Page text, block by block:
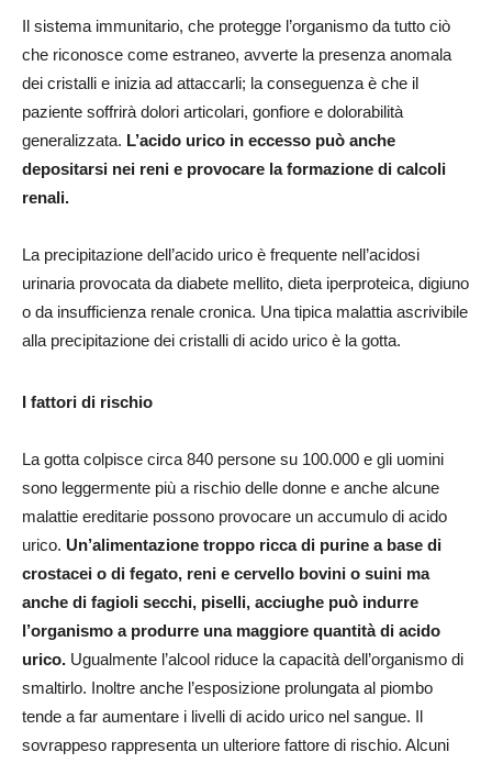
Il sistema immunitario, che protegge l’organismo da tutto ciò
che riconosce come estraneo, avverte la presenza anomala
dei cristalli e inizia ad attaccarli; la conseguenza è che il
paziente soffrirà dolori articolari, gonfiore e dolorabilità
generalizzata. L’acido urico in eccesso può anche
depositarsi nei reni e provocare la formazione di calcoli
renali.
La precipitazione dell’acido urico è frequente nell’acidosi
urinaria provocata da diabete mellito, dieta iperproteica, digiuno
o da insufficienza renale cronica. Una tipica malattia ascrivibile
alla precipitazione dei cristalli di acido urico è la gotta.
I fattori di rischio
La gotta colpisce circa 840 persone su 100.000 e gli uomini
sono leggermente più a rischio delle donne e anche alcune
malattie ereditarie possono provocare un accumulo di acido
urico. Un’alimentazione troppo ricca di purine a base di
crostacei o di fegato, reni e cervello bovini o suini ma
anche di fagioli secchi, piselli, acciughe può indurre
l’organismo a produrre una maggiore quantità di acido
urico. Ugualmente l’alcool riduce la capacità dell’organismo di
smaltirlo. Inoltre anche l’esposizione prolungata al piombo
tende a far aumentare i livelli di acido urico nel sangue. Il
sovrappeso rappresenta un ulteriore fattore di rischio. Alcuni